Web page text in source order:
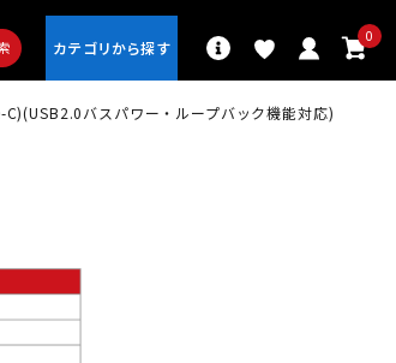
0
バスパワー・ループバック機能対応)